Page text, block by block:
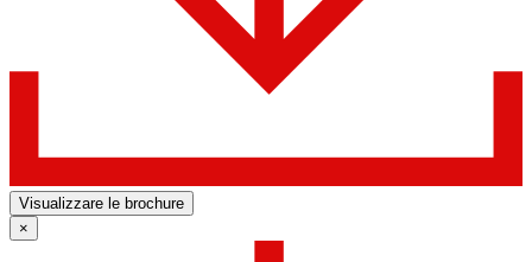
Visualizzare le brochure
×